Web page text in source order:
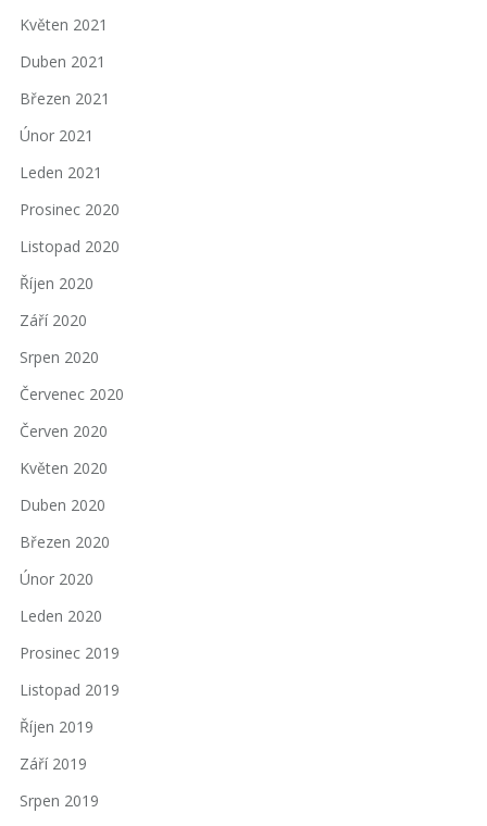
Květen 2021
Duben 2021
Březen 2021
Únor 2021
Leden 2021
Prosinec 2020
Listopad 2020
Říjen 2020
Září 2020
Srpen 2020
Červenec 2020
Červen 2020
Květen 2020
Duben 2020
Březen 2020
Únor 2020
Leden 2020
Prosinec 2019
Listopad 2019
Říjen 2019
Září 2019
Srpen 2019